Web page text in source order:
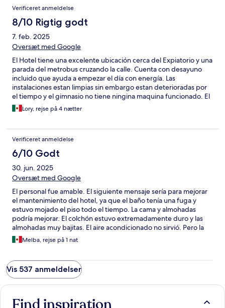
Verificeret anmeldelse
8/10 Rigtig godt
7. feb. 2025
Oversæt med Google
El Hotel tiene una excelente ubicación cerca del Expiatorio y una
parada del metrobus cruzando la calle. Cuenta con desayuno
incluido que ayuda a empezar el día con energía. Las
instalaciones estan limpias sin embargo estan deterioradas por
el tiempo y el gimnasio no tiene ningina maquina funcionado. El
servicio de todo el personal es atento y amable. En general lo
recomiendo, es seguro, céntrico y limpio.
Lory, rejse på 4 nætter
Verificeret anmeldelse
6/10 Godt
30. jun. 2025
Oversæt med Google
El personal fue amable. El siguiente mensaje sería para mejorar
el mantenimiento del hotel, ya que el baño tenía una fuga y
estuvo mojado el piso todo el tiempo. La cama y almohadas
podría mejorar. El colchón estuvo extremadamente duro y las
almohadas muy bajitas. El aire acondicionado no sirvió. Pero la
ubicación es buena y accesible. La seguridad del
estacionamiento es importante y el hotel lo tiene. El personal
Melba, rejse på 1 nat
Vis 537 anmeldelser